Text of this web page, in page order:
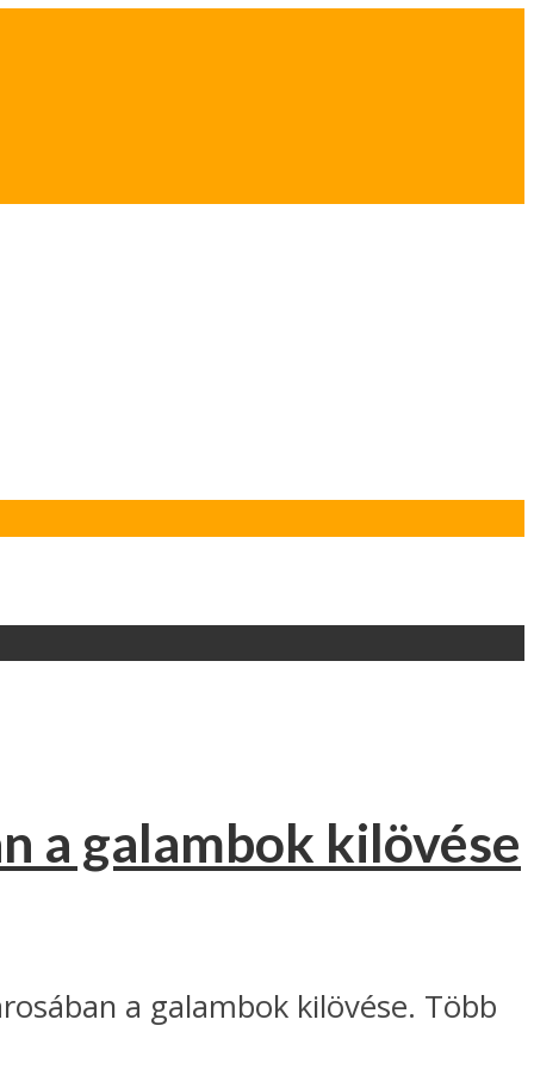
a galambok kilövése
a galambok kilövése. Több